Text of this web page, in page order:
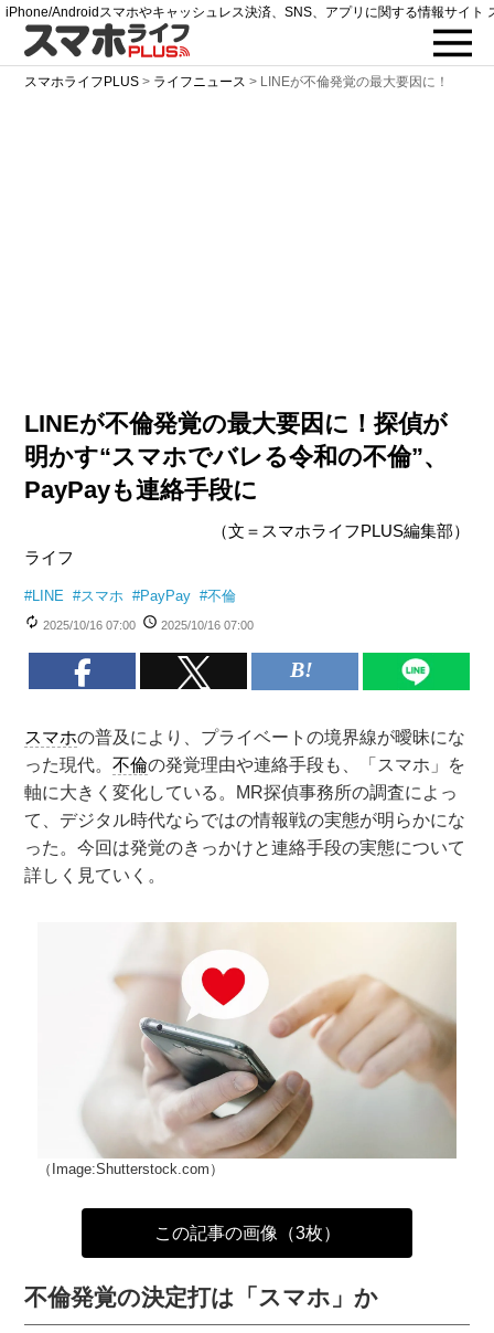
iPhone/Androidスマホやキャッシュレス決済、SNS、アプリに関する情報サイト
スマホライフPLUS > ライフニュース > LINEが不倫発覚の最大要因に！
LINEが不倫発覚の最大要因に！探偵が
明かす“スマホでバレる令和の不倫”、
PayPayも連絡手段に
（文＝スマホライフPLUS編集部）
ライフ
#LINE #スマホ #PayPay #不倫
2025/10/16 07:00 2025/10/16 07:00
スマホの普及により、プライベートの境界線が曖昧にな
った現代。不倫の発覚理由や連絡手段も、「スマホ」を
軸に大きく変化している。MR探偵事務所の調査によっ
て、デジタル時代ならではの情報戦の実態が明らかにな
った。今回は発覚のきっかけと連絡手段の実態について
詳しく見ていく。
（Image:Shutterstock.com）
この記事の画像（3枚）
不倫発覚の決定打は「スマホ」か